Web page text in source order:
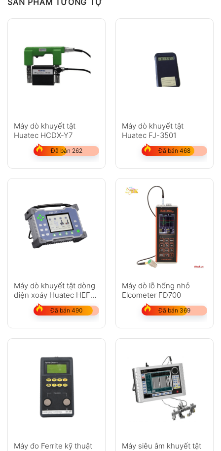
Máy dò khuyết tật
Huatec HCDX-Y7
Đã bán 262
Máy dò khuyết tật
Huatec FJ-3501
Đã bán 468
Máy dò khuyết tật dòng
điện xoáy Huatec HEF-
Đã bán 490
Máy dò lỗ hổng nhỏ
Elcometer FD700
Đã bán 369
Máy đo Ferrite kỹ thuật
Máy siêu âm khuyết tật